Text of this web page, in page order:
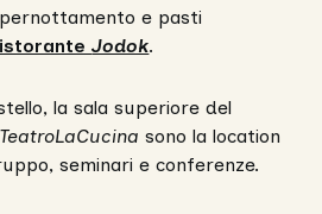
e pasti
Jodok.
la sala superiore del
TeatroLaCucina sono la location
seminari e conferenze.